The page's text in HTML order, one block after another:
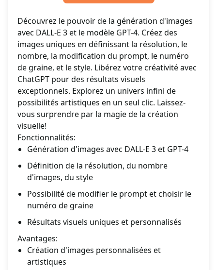
Découvrez le pouvoir de la génération d'images
avec DALL-E 3 et le modèle GPT-4. Créez des
images uniques en définissant la résolution, le
nombre, la modification du prompt, le numéro
de graine, et le style. Libérez votre créativité avec
ChatGPT pour des résultats visuels
exceptionnels. Explorez un univers infini de
possibilités artistiques en un seul clic. Laissez-
vous surprendre par la magie de la création
visuelle!
Fonctionnalités:
Génération d'images avec DALL-E 3 et GPT-4
Définition de la résolution, du nombre
d'images, du style
Possibilité de modifier le prompt et choisir le
numéro de graine
Résultats visuels uniques et personnalisés
Avantages:
Création d'images personnalisées et
artistiques